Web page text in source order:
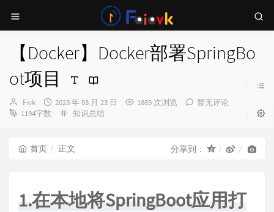
【Docker】Docker部署SpringBo
ot项目
博
主：
Fivk
发
布
2023 年 03 月 23 日 1889 次浏览
暂无评论
1194字数
分
知识总结
首页 正文 分享到：
1.在本地将SpringBoot应用打